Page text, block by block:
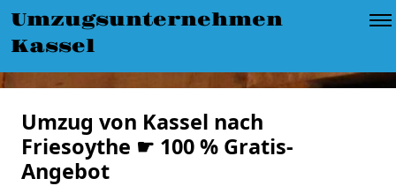
Umzugsunternehmen
Kassel
Umzug von Kassel nach
Friesoythe ☛ 100 % Gratis-
Angebot